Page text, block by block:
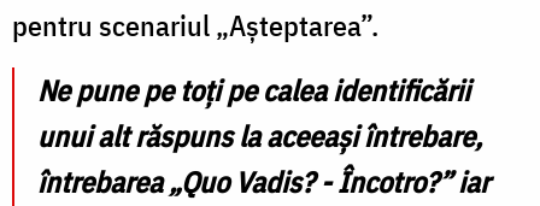
pentru scenariul „Așteptarea”.
Ne pune pe toți pe calea identificării
unui alt răspuns la aceeași întrebare,
întrebarea „Quo Vadis? - Încotro?” iar